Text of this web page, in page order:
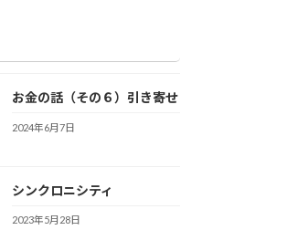
お金の話（その６）引き寄せ
2024年6月7日
シンクロニシティ
2023年5月28日